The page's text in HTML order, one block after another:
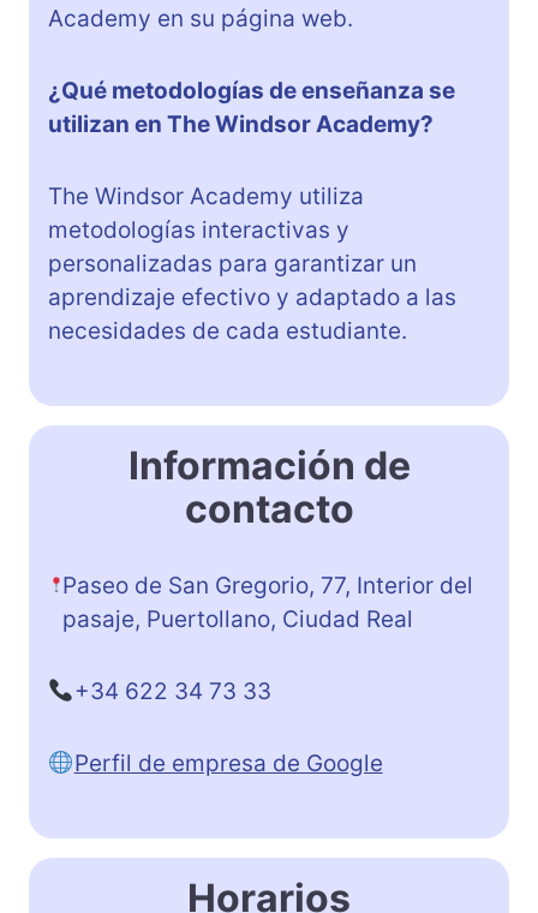
Academy en su página web.
¿Qué metodologías de enseñanza se
utilizan en The Windsor Academy?
The Windsor Academy utiliza
metodologías interactivas y
personalizadas para garantizar un
aprendizaje efectivo y adaptado a las
necesidades de cada estudiante.
Información de
contacto
Paseo de San Gregorio, 77, Interior del
pasaje, Puertollano, Ciudad Real
+34 622 34 73 33
Perfil de empresa de Google
Horarios